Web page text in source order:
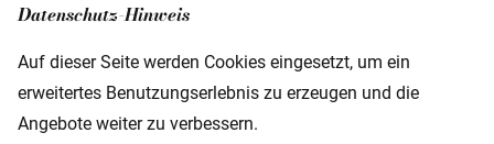
Datenschutz-Hinweis
Auf dieser Seite werden Cookies eingesetzt, um ein
erweitertes Benutzungserlebnis zu erzeugen und die
Angebote weiter zu verbessern.